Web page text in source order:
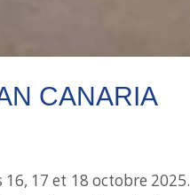
CANARIA
16, 17 et 18 octobre 2025.